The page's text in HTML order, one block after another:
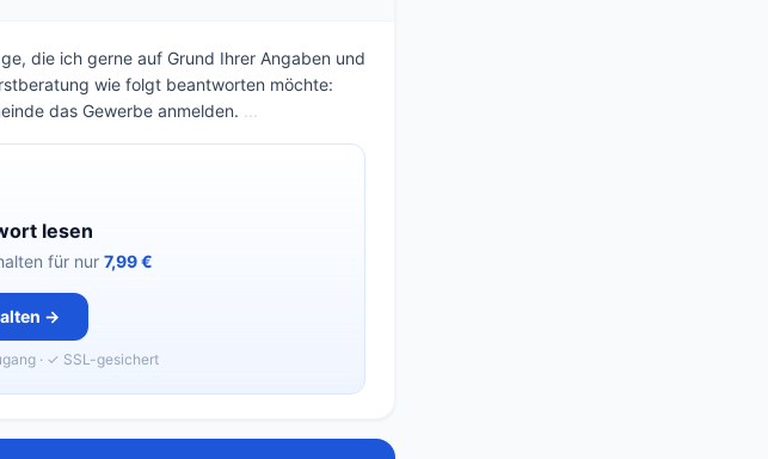
die ich gerne auf Grund Ihrer Angaben und
wie folgt beantworten möchte:
das Gewerbe anmelden. ...
lesen
für nur 7,99 €
→
· ✓ SSL-gesichert